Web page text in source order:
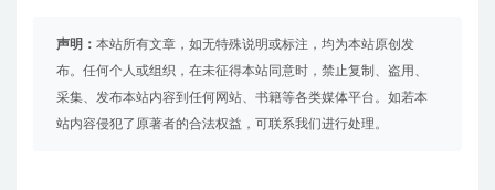
声明： 本站所有文章，如无特殊说明或标注，均为本站原创发
布。任何个人或组织，在未征得本站同意时，禁止复制、盗用、
采集、发布本站内容到任何网站、书籍等各类媒体平台。如若本
站内容侵犯了原著者的合法权益，可联系我们进行处理。